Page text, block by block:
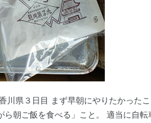
川県３日目 まず早朝にやりたかったこ
朝ご飯を食べる」こと。 適当に自転